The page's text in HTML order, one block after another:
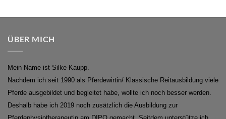
ÜBER MICH
Mein Name ist Silke Kaupp.
Nachdem ich seit 1990 als Pferdewirtin/ Klassische Reitausbildung viele
Pferde ausgebildet und begleitet habe, wollte ich noch besser werden.
Deshalb habe ich 2019 noch zusätzlich die Ausbildung zur
Pferdephysiotherapeutin am DIPO gemacht. Seitdem unterstütze ich